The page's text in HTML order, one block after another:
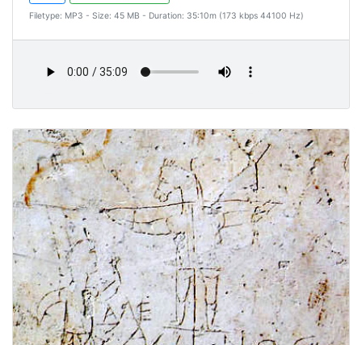
Filetype: MP3 - Size: 45 MB - Duration: 35:10m (173 kbps 44100 Hz)